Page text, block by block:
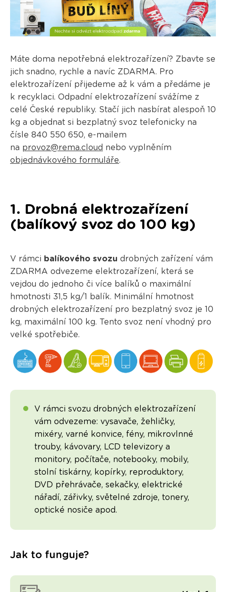
Máte doma nepotřebná elektrozařízení? Zbavte se
jich snadno, rychle a navíc ZDARMA. Pro
elektrozařízení přijedeme až k vám a předáme je
k recyklaci. Odpadní elektrozařízení svážíme z
celé České republiky. Stačí jich nasbírat alespoň 10
kg a objednat si bezplatný svoz telefonicky na
čísle 840 550 650, e-mailem
na provoz@rema.cloud nebo vyplněním
objednávkového formuláře.
1. Drobná elektrozařízení
(balíkový svoz do 100 kg)
V rámci balíkového svozu drobných zařízení vám
ZDARMA odvezeme elektrozařízení, která se
vejdou do jednoho či více balíků o maximální
hmotnosti 31,5 kg/1 balík. Minimální hmotnost
drobných elektrozařízení pro bezplatný svoz je 10
kg, maximální 100 kg. Tento svoz není vhodný pro
velké spotřebiče.
V rámci svozu drobných elektrozařízení
vám odvezeme: vysavače, žehličky,
mixéry, varné konvice, fény, mikrovlnné
trouby, kávovary, LCD televizory a
monitory, počítače, notebooky, mobily,
stolní tiskárny, kopírky, reproduktory,
DVD přehrávače, sekačky, elektrické
nářadí, zářivky, světelné zdroje, tonery,
optické nosiče apod.
Jak to funguje?